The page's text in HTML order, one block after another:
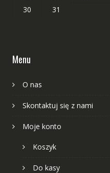
30
31
Menu
O nas
Skontaktuj się z nami
Moje konto
Koszyk
Do kasy